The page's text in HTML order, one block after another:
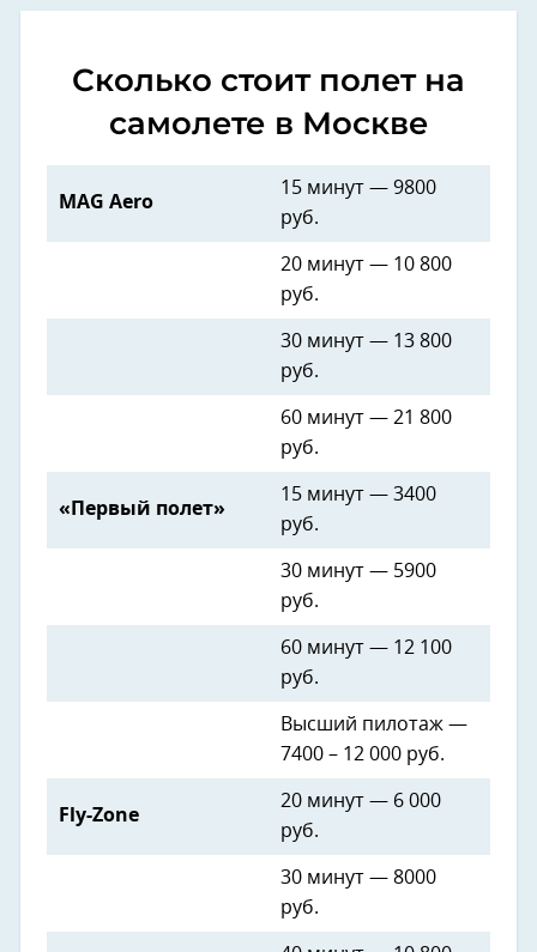
Сколько стоит полет на
самолете в Москве
MAG Aero
15 минут — 9800
руб.
20 минут — 10 800
руб.
30 минут — 13 800
руб.
60 минут — 21 800
руб.
«Первый полет»
15 минут — 3400
руб.
30 минут — 5900
руб.
60 минут — 12 100
руб.
Высший пилотаж —
7400 – 12 000 руб.
Fly-Zone
20 минут — 6 000
руб.
30 минут — 8000
руб.